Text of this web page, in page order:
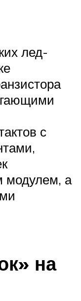
лед-
с
модулем, а
на